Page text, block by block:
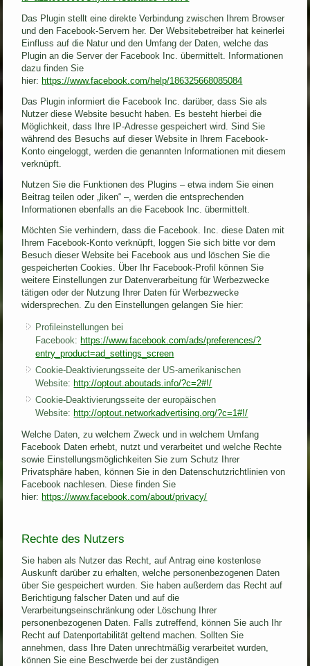
Das Plugin stellt eine direkte Verbindung zwischen Ihrem Browser
und den Facebook-Servern her. Der Websitebetreiber hat keinerlei
Einfluss auf die Natur und den Umfang der Daten, welche das
Plugin an die Server der Facebook Inc. übermittelt. Informationen
dazu finden Sie
hier: https://www.facebook.com/help/186325668085084
Das Plugin informiert die Facebook Inc. darüber, dass Sie als
Nutzer diese Website besucht haben. Es besteht hierbei die
Möglichkeit, dass Ihre IP-Adresse gespeichert wird. Sind Sie
während des Besuchs auf dieser Website in Ihrem Facebook-
Konto eingeloggt, werden die genannten Informationen mit diesem
verknüpft.
Nutzen Sie die Funktionen des Plugins – etwa indem Sie einen
Beitrag teilen oder „liken“ –, werden die entsprechenden
Informationen ebenfalls an die Facebook Inc. übermittelt.
Möchten Sie verhindern, dass die Facebook. Inc. diese Daten mit
Ihrem Facebook-Konto verknüpft, loggen Sie sich bitte vor dem
Besuch dieser Website bei Facebook aus und löschen Sie die
gespeicherten Cookies. Über Ihr Facebook-Profil können Sie
weitere Einstellungen zur Datenverarbeitung für Werbezwecke
tätigen oder der Nutzung Ihrer Daten für Werbezwecke
widersprechen. Zu den Einstellungen gelangen Sie hier:
Profileinstellungen bei
Facebook: https://www.facebook.com/ads/preferences/?
entry_product=ad_settings_screen
Cookie-Deaktivierungsseite der US-amerikanischen
Website: http://optout.aboutads.info/?c=2#!/
Cookie-Deaktivierungsseite der europäischen
Website: http://optout.networkadvertising.org/?c=1#!/
Welche Daten, zu welchem Zweck und in welchem Umfang
Facebook Daten erhebt, nutzt und verarbeitet und welche Rechte
sowie Einstellungsmöglichkeiten Sie zum Schutz Ihrer
Privatsphäre haben, können Sie in den Datenschutzrichtlinien von
Facebook nachlesen. Diese finden Sie
hier: https://www.facebook.com/about/privacy/
Rechte des Nutzers
Sie haben als Nutzer das Recht, auf Antrag eine kostenlose
Auskunft darüber zu erhalten, welche personenbezogenen Daten
über Sie gespeichert wurden. Sie haben außerdem das Recht auf
Berichtigung falscher Daten und auf die
Verarbeitungseinschränkung oder Löschung Ihrer
personenbezogenen Daten. Falls zutreffend, können Sie auch Ihr
Recht auf Datenportabilität geltend machen. Sollten Sie
annehmen, dass Ihre Daten unrechtmäßig verarbeitet wurden,
können Sie eine Beschwerde bei der zuständigen